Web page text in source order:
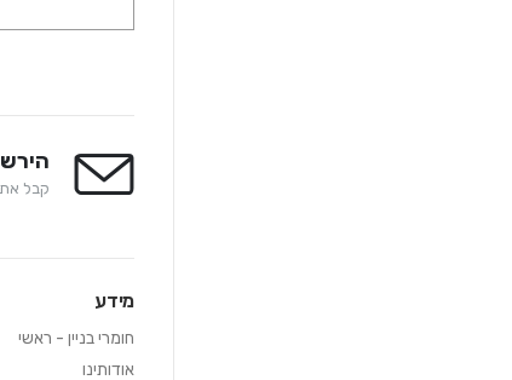
קבל את
מידע
חומרי בניין - ראשי
אודותינו